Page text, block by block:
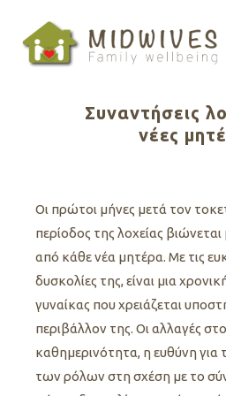
Συναντήσεις
νέες
Οι πρώτοι μήνες μετά τον
περίοδος της λοχείας
από κάθε νέα μητέρα. Με τις
δυσκολίες της, είναι μια
γυναίκας που χρειάζεται
περιβάλλον της. Οι αλλαγές
καθημερινότητα, η ευθύνη
των ρόλων στη σχέση με το